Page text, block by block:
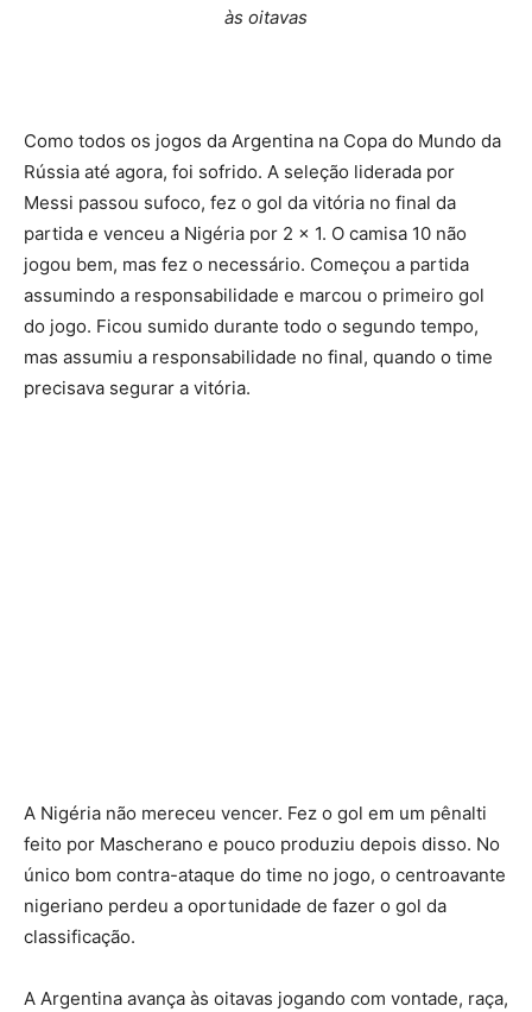
às oitavas
Como todos os jogos da Argentina na Copa do Mundo da
Rússia até agora, foi sofrido. A seleção liderada por
Messi passou sufoco, fez o gol da vitória no final da
partida e venceu a Nigéria por 2 x 1. O camisa 10 não
jogou bem, mas fez o necessário. Começou a partida
assumindo a responsabilidade e marcou o primeiro gol
do jogo. Ficou sumido durante todo o segundo tempo,
mas assumiu a responsabilidade no final, quando o time
precisava segurar a vitória.
A Nigéria não mereceu vencer. Fez o gol em um pênalti
feito por Mascherano e pouco produziu depois disso. No
único bom contra-ataque do time no jogo, o centroavante
nigeriano perdeu a oportunidade de fazer o gol da
classificação.
A Argentina avança às oitavas jogando com vontade, raça,